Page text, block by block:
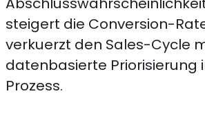
steigert die Conversion-
verkuerzt den Sales-Cycle
datenbasierte Priorisierung
Prozess.